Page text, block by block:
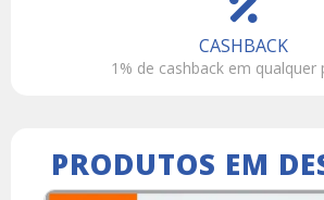
CASHBACK
1% de cashback em qualquer
PRODUTOS EM